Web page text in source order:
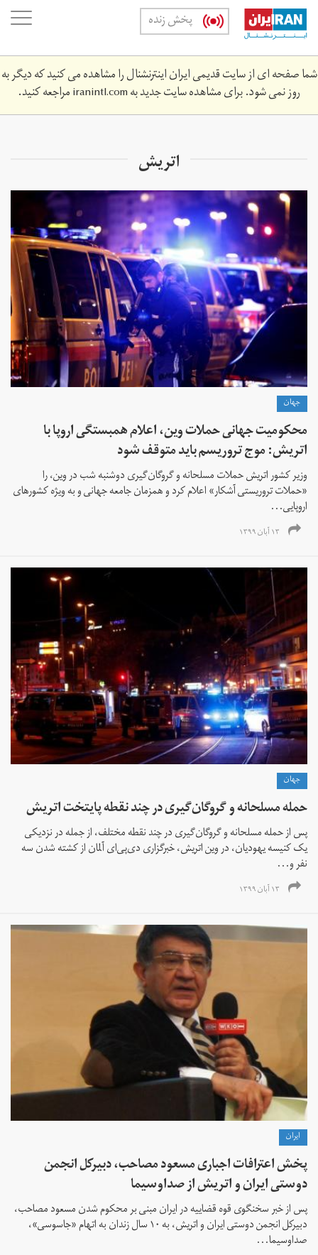
Skip
main
content
پخش زنده
شما صفحه ای از سایت قدیمی ایران اینترنشنال را مشاهده می کنید که دیگر به
روز نمی شود. برای مشاهده سایت جدید بهiranintl.comمراجعه کنید.
اتریش
جهان
محکومیت جهانی حملات وین، اعلام همبستگی اروپا با
اتریش: موج تروریسم باید متوقف شود
وزیر کشور اتریش حملات‌ مسلحانه و گروگان‌‌گیری دوشنبه شب در وین، را
«حملات تروریستی آشکار» اعلام کرد و همزمان جامعه جهانی و به ویژه کشورهای
اروپایی...
۱۳ آبان ۱۳۹۹
جهان
حمله مسلحانه و گروگان‌گیری در چند نقطه پایتخت اتریش
پس از حمله مسلحانه و گروگان‌گیری در چند نقطه مختلف، از جمله در نزدیکی
یک کنیسه یهودیان، در وین اتریش، خبرگزاری دی‌پی‌ای آلمان از کشته شدن سه
نفر و...
۱۳ آبان ۱۳۹۹
ايران
پخش اعترافات اجباری مسعود مصاحب، دبیرکل انجمن
دوستی ایران و اتریش از صداوسیما
پس از خبر سخنگوی قوه قضاییه در ایران مبنی بر محکوم شدن مسعود مصاحب،
دبیرکل انجمن دوستی ایران و اتریش، به ۱۰ سال زندان به اتهام «جاسوسی»،
صداوسیما...